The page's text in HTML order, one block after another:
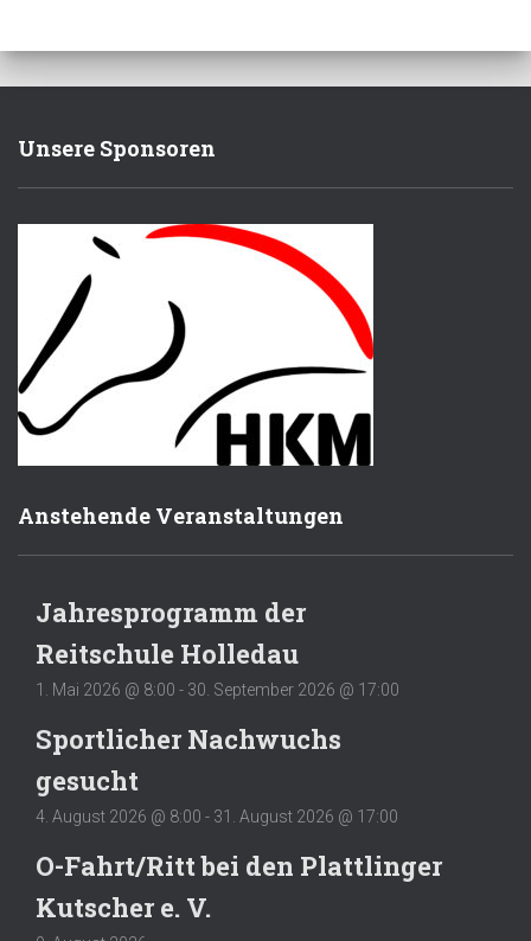
Unsere Sponsoren
Anstehende Veranstaltungen
Jahresprogramm der
Reitschule Holledau
1. Mai 2026 @ 8:00 - 30. September 2026 @ 17:00
Sportlicher Nachwuchs
gesucht
4. August 2026 @ 8:00 - 31. August 2026 @ 17:00
O-Fahrt/Ritt bei den Plattlinger
Kutscher e. V.